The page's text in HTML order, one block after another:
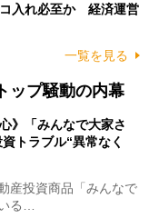
入れ必至か 経済運営
一覧を見る
ップ騒動の内幕
》「みんなで大家さ
トラブル“異常なく
産投資商品「みんなで
る…